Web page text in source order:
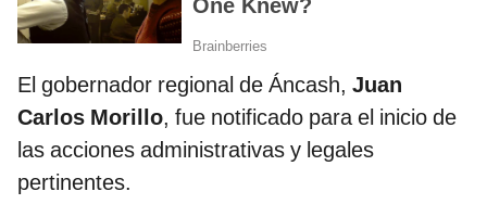
El gobernador regional de Áncash, Juan
Carlos Morillo, fue notificado para el inicio de
las acciones administrativas y legales
pertinentes.